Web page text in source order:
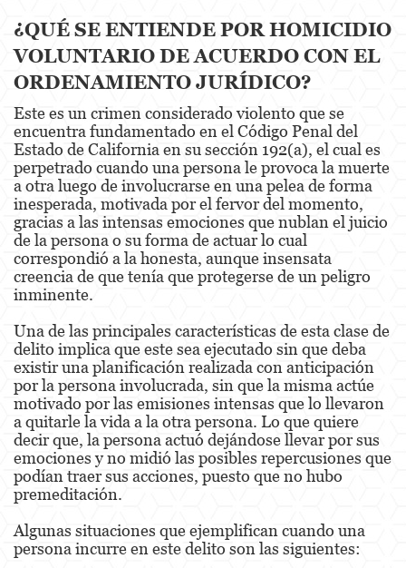
Asesinato
Sello de Registros de Arresto
Violación de la Libertad Condicional
Delincuencia Juvenil
Audiencia de Detención
Audiencias de Disposición
Audiencias de Transferencia
Derechos de los Padres en Casos Juveniles
Desviación Informal Juvenil
División de Justicia Juvenil
La Ley de los Tres Delitos y Fuera
Petición Aceptada
¿QUÉ SE ENTIENDE POR HOMICIDIO
VOLUNTARIO DE ACUERDO CON EL
ORDENAMIENTO JURÍDICO?
Este es un crimen considerado violento que se
encuentra fundamentado en el Código Penal del
Estado de California en su sección 192(a), el cual es
perpetrado cuando una persona le provoca la muerte
a otra luego de involucrarse en una pelea de forma
inesperada, motivada por el fervor del momento,
gracias a las intensas emociones que nublan el juicio
de la persona o su forma de actuar lo cual
correspondió a la honesta, aunque insensata
creencia de que tenía que protegerse de un peligro
inminente.
Una de las principales características de esta clase de
delito implica que este sea ejecutado sin que deba
existir una planificación realizada con anticipación
por la persona involucrada, sin que la misma actúe
motivado por las emisiones intensas que lo llevaron
a quitarle la vida a la otra persona. Lo que quiere
decir que, la persona actuó dejándose llevar por sus
emociones y no midió las posibles repercusiones que
podían traer sus acciones, puesto que no hubo
premeditación.
Algunas situaciones que ejemplifican cuando una
persona incurre en este delito son las siguientes: